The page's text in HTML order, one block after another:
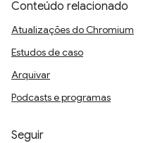
Conteúdo relacionado
Atualizações do Chromium
Estudos de caso
Arquivar
Podcasts e programas
Seguir